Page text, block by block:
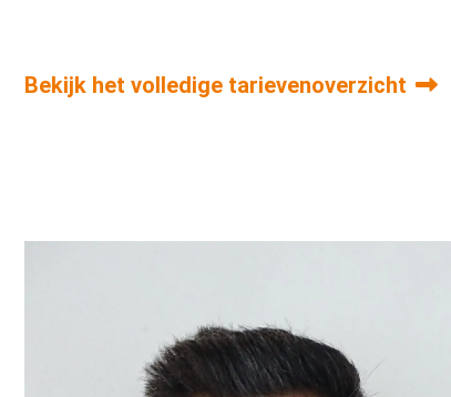
Bekijk het volledige tarievenoverzicht